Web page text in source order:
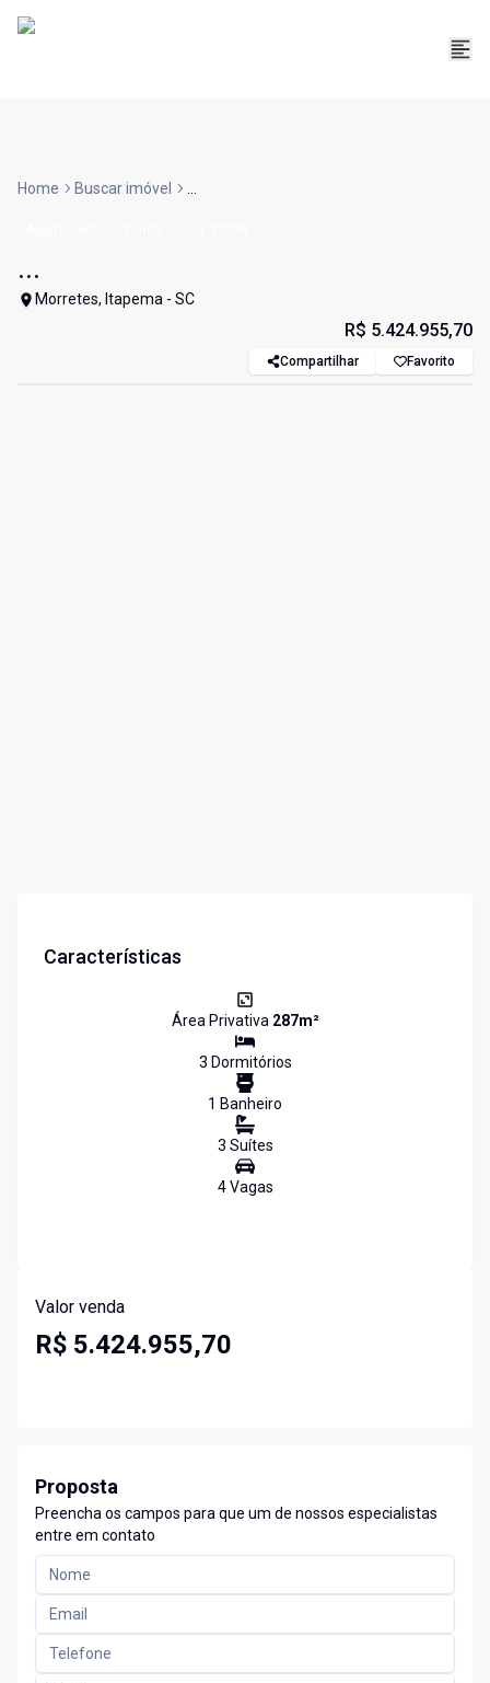
Home Buscar imóvel ...
...
Morretes, Itapema - SC
R$ 5.424.955,70
Compartilhar Favorito
Características
Área Privativa 287m²
3 Dormitórios
1 Banheiro
3 Suítes
4Vagas
Valor venda
R$ 5.424.955,70
Proposta
Preencha os campos para que um de nossos especialistas
entre em contato